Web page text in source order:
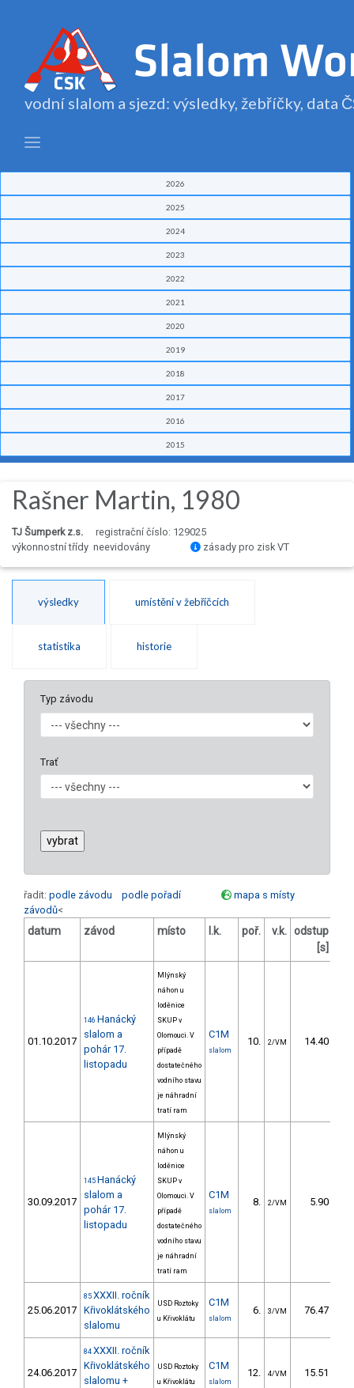
vodní slalom a sjezd: výsledky, žebříčky, data
2026
2025
2024
2023
2022
2021
2020
2019
2018
2017
2016
2015
Rašner Martin, 1980
TJ Šumperk z.s.
registrační číslo: 129025
výkonnostní třídy neevidovány
zásady pro zisk VT
výsledky umístění v žebříčcích
statistika historie
Typ závodu
Trať
řadit: podle závodu podle pořadí
mapa s místy
závodů<
datum závod místo l.k. poř. v.k. odstup
[s]
01.10.2017
146 Hanácký
slalom a
pohár 17.
listopadu
Mlýnský
náhon u
loděnice
SKUP v
Olomouci. V
případě
dostatečného
vodního stavu
je náhradní
tratí ram
C1M
slalom
10. 2/VM 14.40
30.09.2017
145 Hanácký
slalom a
pohár 17.
listopadu
Mlýnský
náhon u
loděnice
SKUP v
Olomouci. V
případě
dostatečného
vodního stavu
je náhradní
tratí ram
C1M
slalom
8. 2/VM 5.90
25.06.2017
85 XXXII. ročník
Křivoklátského
slalomu
USD Roztoky
u Křivoklátu
C1M
slalom
6. 3/VM 76.47
24.06.2017
84 XXXII. ročník
Křivoklátského
slalomu +
USD Roztoky
u Křivoklátu
C1M
slalom
12. 4/VM 15.51